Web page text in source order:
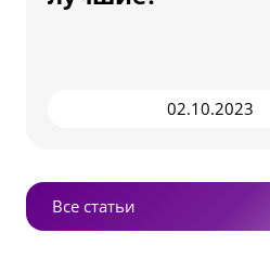
02.10.2023
Все статьи